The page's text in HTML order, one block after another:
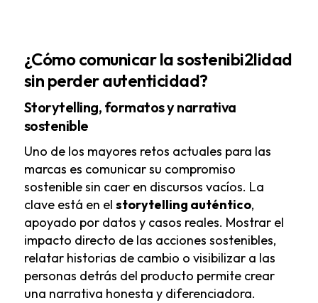
¿Cómo comunicar la sostenibi2lidad
sin perder autenticidad?
Storytelling, formatos y narrativa
sostenible
Uno de los mayores retos actuales para las
marcas es comunicar su compromiso
sostenible sin caer en discursos vacíos. La
clave está en el storytelling auténtico,
apoyado por datos y casos reales. Mostrar el
impacto directo de las acciones sostenibles,
relatar historias de cambio o visibilizar a las
personas detrás del producto permite crear
una narrativa honesta y diferenciadora.